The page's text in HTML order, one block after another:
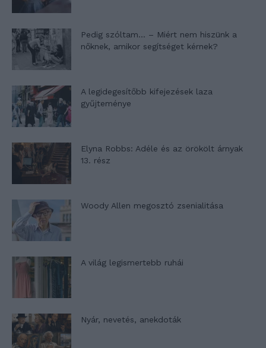
Pedig szóltam… – Miért nem hiszünk a
nőknek, amikor segítséget kérnek?
A legidegesítőbb kifejezések laza
gyűjteménye
Elyna Robbs: Adéle és az örökölt árnyak
13. rész
Woody Allen megosztó zsenialitása
A világ legismertebb ruhái
Nyár, nevetés, anekdoták